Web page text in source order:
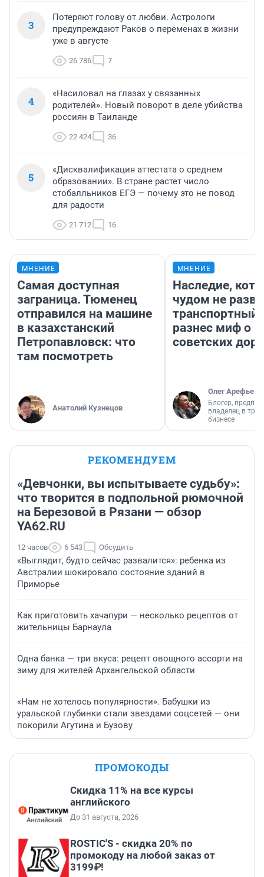
3
Потеряют голову от любви. Астрологи
предупреждают Раков о переменах в жизни
уже в августе
26 786 7
4
«Насиловал на глазах у связанных
родителей». Новый поворот в деле убийства
россиян в Таиланде
22 424 36
5
«Дисквалификация аттестата о среднем
образовании». В стране растет число
стобалльников ЕГЭ — почему это не повод
для радости
21 712 16
МНЕНИЕ
Самая доступная
заграница. Тюменец
отправился на машине
в казахстанский
Петропавловск: что
там посмотреть
Анатолий Кузнецов
МНЕНИЕ
Наследие,
чудом не
транспортный
разнес миф о
советских
Олег Арефьев
Блогер,
владелец в
бизнесе
РЕКОМЕНДУЕМ
«Девчонки, вы испытываете судьбу»:
что творится в подпольной рюмочной
на Березовой в Рязани — обзор
YA62.RU
12 часов 6 543 Обсудить
«Выглядит, будто сейчас развалится»: ребенка из
Австралии шокировало состояние зданий в
Приморье
Как приготовить хачапури — несколько рецептов от
жительницы Барнаула
Одна банка — три вкуса: рецепт овощного ассорти на
зиму для жителей Архангельской области
«Нам не хотелось популярности». Бабушки из
уральской глубинки стали звездами соцсетей — они
покорили Агутина и Бузову
ПРОМОКОДЫ
Скидка 11% на все курсы
английского
До 31 августа, 2026
ROSTIC'S - скидка 20% по
промокоду на любой заказ от
3199₽!